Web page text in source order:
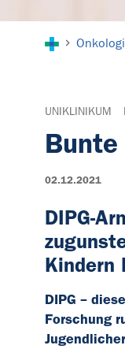
UNIKLINIKUM
02.12.2021
DIPG-
Kindern
DIPG –
Forschung